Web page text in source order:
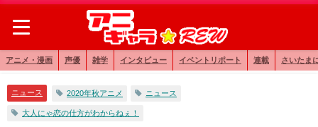
アニメ・漫画 声優 雑学 インタビュー イベントリポート 連載 さいたま
ニュース 2020年秋アニメ ニュース
大人にゃ恋の仕方がわからねぇ！